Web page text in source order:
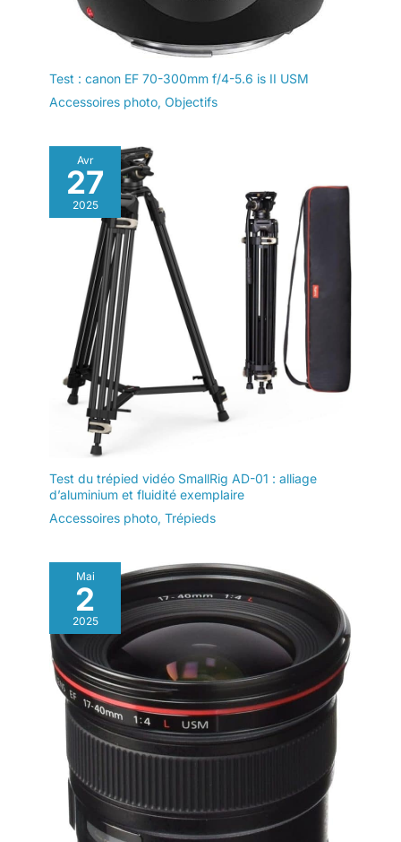
Test : canon EF 70-300mm f/4-5.6 is II USM
Accessoires photo, Objectifs
Avr
27
2025
Test du trépied vidéo SmallRig AD-01 : alliage
d’aluminium et fluidité exemplaire
Accessoires photo, Trépieds
Mai
2
2025